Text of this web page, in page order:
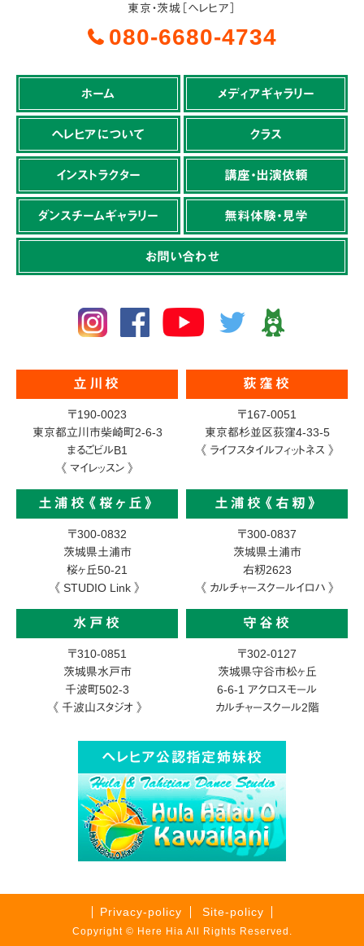
東京・茨城［ヘレヒア］
080-6680-4734
ホーム メディアギャラリー
ヘレヒアについて クラス
インストラクター 講座・出演依頼
ダンスチームギャラリー 無料体験・見学
お問い合わせ
立川校
〒190-0023
東京都立川市柴崎町2-6-3
まるごビルB1
《 マイレッスン 》
荻窪校
〒167-0051
東京都杉並区荻窪4-33-5
《 ライフスタイルフィットネス 》
土浦校《桜ヶ丘》
〒300-0832
茨城県土浦市
桜ヶ丘50-21
《 STUDIO Link 》
土浦校《右籾》
〒300-0837
茨城県土浦市
右籾2623
《 カルチャースクールイロハ 》
水戸校
〒310-0851
茨城県水戸市
千波町502-3
《 千波山スタジオ 》
守谷校
〒302-0127
茨城県守谷市松ヶ丘
6-6-1 アクロスモール
カルチャースクール2階
Privacy-policy Site-policy
Copyright © Here Hia All Rights Reserved.